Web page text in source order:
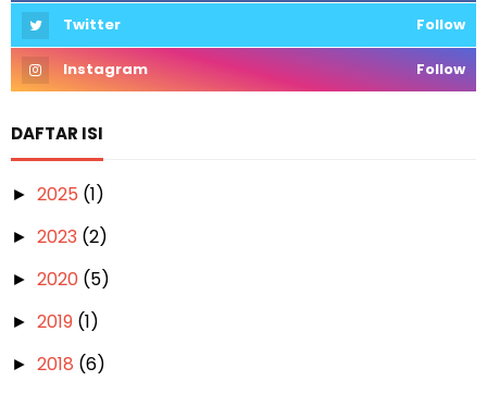
Twitter Follow
Instagram Follow
DAFTAR ISI
► 2025 (1)
► 2023 (2)
► 2020 (5)
► 2019 (1)
► 2018 (6)